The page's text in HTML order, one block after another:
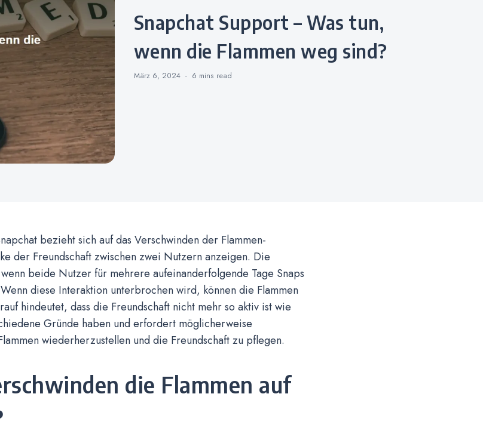
Snapchat Support – Was tun,
wenn die Flammen weg sind?
März 6, 2024 6 mins read
bezieht sich auf das Verschwinden der Flammen-
der Freundschaft zwischen zwei Nutzern anzeigen. Die
beide Nutzer für mehrere aufeinanderfolgende Tage Snaps
diese Interaktion unterbrochen wird, können die Flammen
hindeutet, dass die Freundschaft nicht mehr so aktiv ist wie
Gründe haben und erfordert möglicherweise
wiederherzustellen und die Freundschaft zu pflegen.
die Flammen auf